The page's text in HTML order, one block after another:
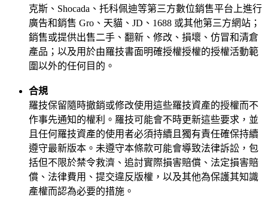
克斯、Shocada、托科佩迪等第三方數位銷售平台上進行
廣告和銷售 Gro、天貓、JD、1688 或其他第三方網站；
銷售或提供出售二手、翻新、修改、損壞、仿冒和清倉
產品；以及用於由羅技書面明確授權授權的授權活動範
圍以外的任何目的。
合規
羅技保留隨時撤銷或修改使用這些羅技資產的授權而不
作事先通知的權利。羅技可能會不時更新這些要求，並
且任何羅技資產的使用者必須持續且獨有責任確保持續
遵守最新版本。未遵守本條款可能會導致法律訴訟，包
括但不限於禁令救濟、追討實際損害賠償、法定損害賠
償、法律費用、提交違反版權，以及其他為保護其知識
產權而認為必要的措施。